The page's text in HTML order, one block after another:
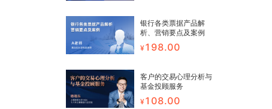
银行各类票据产品解
析、营销要点及案例
198.00
客户的交易心理分析与
基金投顾服务
108.00